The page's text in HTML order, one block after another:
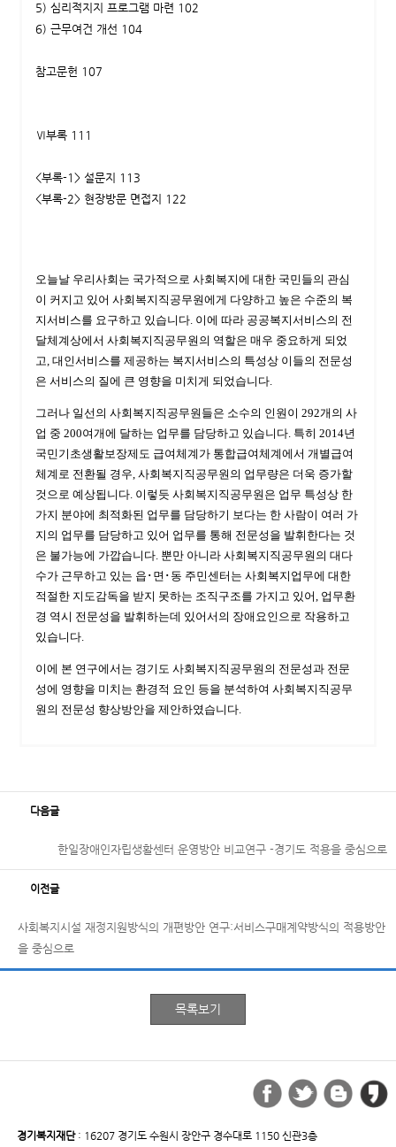
5) 심리적지지 프로그램 마련 102
6) 근무여건 개선 104
참고문헌 107
Ⅵ부록 111
<부록-1> 설문지 113
<부록-2> 현장방문 면접지 122
오늘날 우리사회는 국가적으로 사회복지에 대한 국민들의 관심
이 커지고 있어 사회복지직공무원에게 다양하고 높은 수준의 복
지서비스를 요구하고 있습니다. 이에 따라 공공복지서비스의 전
달체계상에서 사회복지직공무원의 역할은 매우 중요하게 되었
고, 대인서비스를 제공하는 복지서비스의 특성상 이들의 전문성
은 서비스의 질에 큰 영향을 미치게 되었습니다.
그러나 일선의 사회복지직공무원들은 소수의 인원이 292개의 사
업 중 200여개에 달하는 업무를 담당하고 있습니다. 특히 2014년
국민기초생활보장제도 급여체계가 통합급여체계에서 개별급여
체계로 전환될 경우, 사회복지직공무원의 업무량은 더욱 증가할
것으로 예상됩니다. 이렇듯 사회복지직공무원은 업무 특성상 한
가지 분야에 최적화된 업무를 담당하기 보다는 한 사람이 여러 가
지의 업무를 담당하고 있어 업무를 통해 전문성을 발휘한다는 것
은 불가능에 가깝습니다. 뿐만 아니라 사회복지직공무원의 대다
수가 근무하고 있는 읍･면･동 주민센터는 사회복지업무에 대한
적절한 지도감독을 받지 못하는 조직구조를 가지고 있어, 업무환
경 역시 전문성을 발휘하는데 있어서의 장애요인으로 작용하고
있습니다.
이에 본 연구에서는 경기도 사회복지직공무원의 전문성과 전문
성에 영향을 미치는 환경적 요인 등을 분석하여 사회복지직공무
원의 전문성 향상방안을 제안하였습니다.
다음글
한일장애인자립생활센터 운영방안 비교연구 -경기도 적용을 중심으로
이전글
사회복지시설 재정지원방식의 개편방안 연구:서비스구매계약방식의 적용방안
을 중심으로
경기복지재단: 16207 경기도 수원시 장안구 경수대로 1150 신관3층